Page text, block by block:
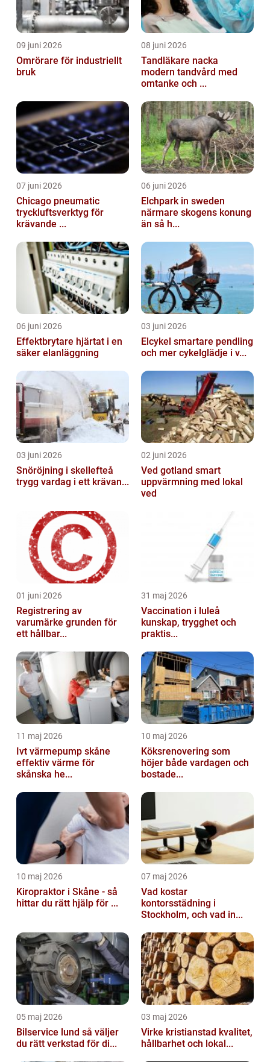
09 juni 2026
Omrörare för industriellt
bruk
08 juni 2026
Tandläkare nacka
modern tandvård med
omtanke och ...
07 juni 2026
Chicago pneumatic
tryckluftsverktyg för
krävande ...
06 juni 2026
Elchpark in sweden
närmare skogens konung
än så h...
06 juni 2026
Effektbrytare hjärtat i en
säker elanläggning
03 juni 2026
Elcykel smartare pendling
och mer cykelglädje i v...
03 juni 2026
Snöröjning i skellefteå
trygg vardag i ett krävan...
02 juni 2026
Ved gotland smart
uppvärmning med lokal
ved
01 juni 2026
Registrering av
varumärke grunden för
ett hållbar...
31 maj 2026
Vaccination i luleå
kunskap, trygghet och
praktis...
11 maj 2026
Ivt värmepump skåne
effektiv värme för
skånska he...
10 maj 2026
Köksrenovering som
höjer både vardagen och
bostade...
10 maj 2026
Kiropraktor i Skåne - så
hittar du rätt hjälp för ...
07 maj 2026
Vad kostar
kontorsstädning i
Stockholm, och vad in...
05 maj 2026
Bilservice lund så väljer
du rätt verkstad för di...
03 maj 2026
Virke kristianstad kvalitet,
hållbarhet och lokal...